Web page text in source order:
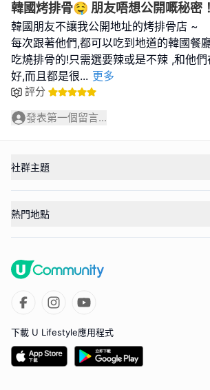
韓國烤排骨🤤 朋友唔想公開嘅秘密！
韓國朋友不讓我公開地址的烤排骨店 ~
每次跟著他們,都可以吃到地道的韓國餐
吃燒排骨的!只需選要辣或是不辣 ,和他
好,而且都是很... 更多
評分
發表第一個留言...
社群主題
熱門地點
下載 U Lifestyle應用程式